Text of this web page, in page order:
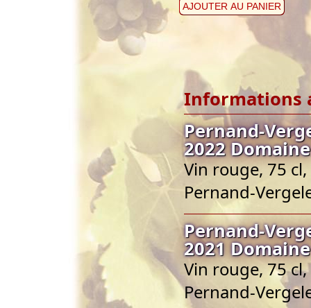
AJOUTER AU PANIER
Informations
Pernand-
2022
Vin rouge, 75
Pernand-
Pernand-
2021
Vin rouge, 75
Pernand-